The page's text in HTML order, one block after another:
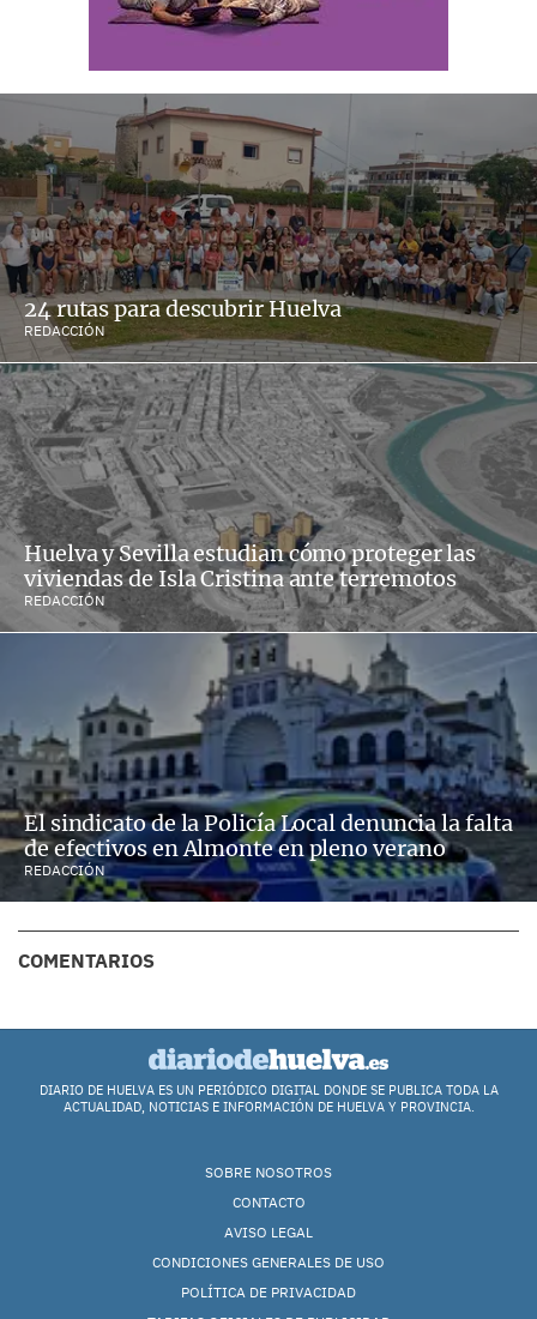
24 rutas para descubrir Huelva
REDACCIÓN
Huelva y Sevilla estudian cómo proteger las
viviendas de Isla Cristina ante terremotos
REDACCIÓN
El sindicato de la Policía Local denuncia la falta
de efectivos en Almonte en pleno verano
REDACCIÓN
COMENTARIOS
DIARIO DE HUELVA ES UN PERIÓDICO DIGITAL DONDE SE PUBLICA TODA LA
ACTUALIDAD, NOTICIAS E INFORMACIÓN DE HUELVA Y PROVINCIA.
SOBRE NOSOTROS
CONTACTO
AVISO LEGAL
CONDICIONES GENERALES DE USO
POLÍTICA DE PRIVACIDAD